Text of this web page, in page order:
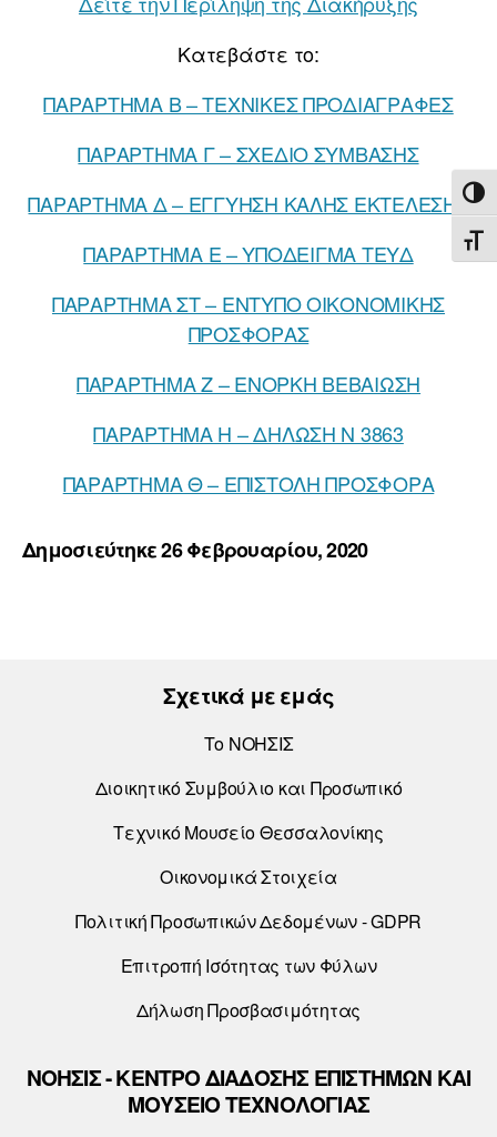
Κατεβάστε το:
ΠΑΡΑΡΤΗΜΑ Β – ΤΕΧΝΙΚΕΣ ΠΡΟΔΙΑΓΡΑΦΕΣ
ΠΑΡΑΡΤΗΜΑ Γ – ΣΧΕΔΙΟ ΣΥΜΒΑΣΗΣ
ΠΑΡΑΡΤΗΜΑ Δ – ΕΓΓΥΗΣΗ ΚΑΛΗΣ ΕΚΤΕΛΕΣΗΣ
ΠΑΡΑΡΤΗΜΑ Ε – ΥΠΟΔΕΙΓΜΑ ΤΕΥΔ
ΠΑΡΑΡΤΗΜΑ ΣΤ – ΕΝΤΥΠΟ ΟΙΚΟΝΟΜΙΚΗΣ
ΠΡΟΣΦΟΡΑΣ
ΠΑΡΑΡΤΗΜΑ Ζ – ΕΝΟΡΚΗ ΒΕΒΑΙΩΣΗ
ΠΑΡΑΡΤΗΜΑ Η – ΔΗΛΩΣΗ Ν 3863
ΠΑΡΑΡΤΗΜΑ Θ – ΕΠΙΣΤΟΛΗ ΠΡΟΣΦΟΡΑ
Δημοσιεύτηκε 26 Φεβρουαρίου, 2020
Σχετικά με εμάς
Το ΝΟΗΣΙΣ
Διοικητικό Συμβούλιο και Προσωπικό
Τεχνικό Μουσείο Θεσσαλονίκης
Οικονομικά Στοιχεία
Πολιτική Προσωπικών Δεδομένων - GDPR
Επιτροπή Ισότητας των Φύλων
Δήλωση Προσβασιμότητας
ΝΟΗΣΙΣ - ΚΕΝΤΡΟ ΔΙΑΔΟΣΗΣ ΕΠΙΣΤΗΜΩΝ ΚΑΙ
ΜΟΥΣΕΙΟ ΤΕΧΝΟΛΟΓΙΑΣ